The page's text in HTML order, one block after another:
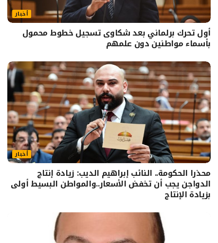
أخبار
أول تحرك برلماني بعد شكاوى تسجيل خطوط محمول
بأسماء مواطنين دون علمهم
أخبار
محذرا الحكومة.. النائب إبراهيم الديب: زيادة إنتاج
الدواجن يجب أن تخفض الأسعار..والمواطن البسيط أولى
بزيادة الإنتاج